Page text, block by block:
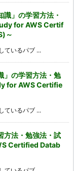
識」の学習方法・
for AWS Certif
～
ているパブ ...
」の学習方法・勉
for AWS Certifie
ているパブ ...
方法・勉強法・試
Certified Datab